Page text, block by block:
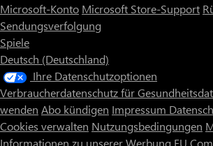
Microsoft-Konto Microsoft Store-Support
Sendungsverfolgung
Spiele
Deutsch (Deutschland)
Ihre Datenschutzoptionen
Verbraucherdatenschutz für
wenden Abo kündigen Impressum
Cookies verwalten Nutzungsbedingungen
Informationen zu unserer Werbung EU